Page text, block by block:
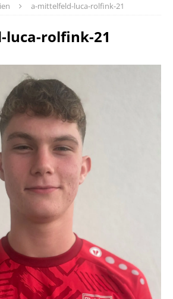
a-mittelfeld-luca-rolfink-21
rolfink-21